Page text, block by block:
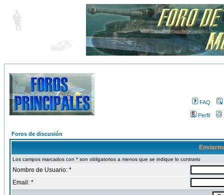
FAQ
Perfil
Foros de discusión
Los campos marcados con * son obligatorios a menos que se indique lo contrario
Nombre de Usuario: *
Email: *